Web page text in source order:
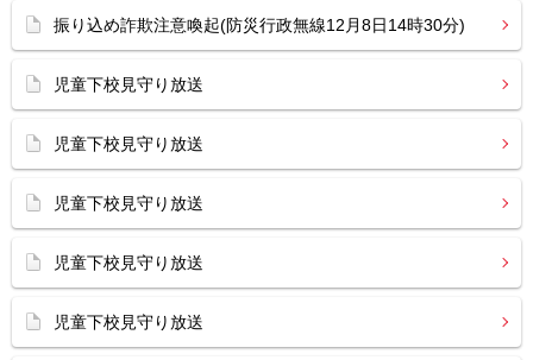
振り込め詐欺注意喚起(防災行政無線12月8日14時30分)
児童下校見守り放送
児童下校見守り放送
児童下校見守り放送
児童下校見守り放送
児童下校見守り放送